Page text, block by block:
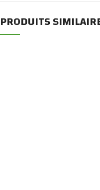
PRODUITS